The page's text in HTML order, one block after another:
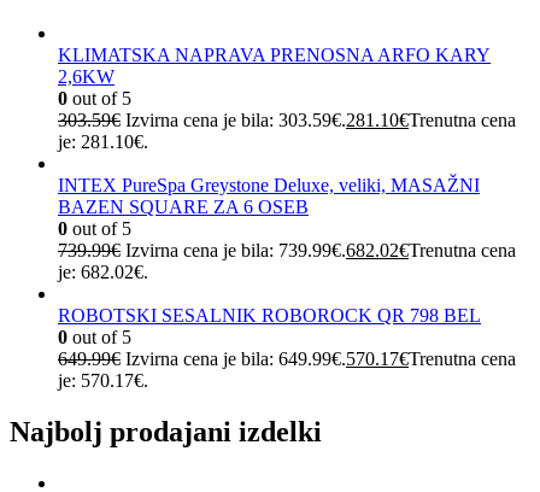
KLIMATSKA NAPRAVA PRENOSNA ARFO KARY
2,6KW
0 out of 5
303.59€ Izvirna cena je bila: 303.59€.281.10€Trenutna cena
je: 281.10€.
INTEX PureSpa Greystone Deluxe, veliki, MASAŽNI
BAZEN SQUARE ZA 6 OSEB
0 out of 5
739.99€ Izvirna cena je bila: 739.99€.682.02€Trenutna cena
je: 682.02€.
ROBOTSKI SESALNIK ROBOROCK QR 798 BEL
0 out of 5
649.99€ Izvirna cena je bila: 649.99€.570.17€Trenutna cena
je: 570.17€.
Najbolj prodajani izdelki